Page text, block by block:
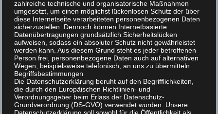
A
s
i
c
h
V
r
a
L
S
T
E
20.03.2026 - 07.08.2026
D
a
t
u
m
w
ä
März 2026
FR.
20
20 März - 19:00
Jahreshauptversammlung
Vereinsheim "Zur Hasenklause“ Restaurant Caspian
oder Parzelle 6Seurreallee 1, Bodenheim
zahlreiche technische und organisatorische Maßnahmen
umgesetzt, um einen möglichst lückenlosen Schutz der über
diese Internetseite verarbeiteten personenbezogenen Daten
sicherzustellen. Dennoch können Internetbasierte
Datenübertragungen grundsätzlich Sicherheitslücken
aufweisen, sodass ein absoluter Schutz nicht gewährleistet
werden kann. Aus diesem Grund steht es jeder betroffenen
Person frei, personenbezogene Daten auch auf alternativen
Wegen, beispielsweise telefonisch, an uns zu übermitteln.
Begriffsbestimmungen
Die Datenschutzerklärung beruht auf den Begrifflichkeiten,
die durch den Europäischen Richtlinien- und
Verordnungsgeber beim Erlass der Datenschutz-
Grundverordnung (DS-GVO) verwendet wurden. Unsere